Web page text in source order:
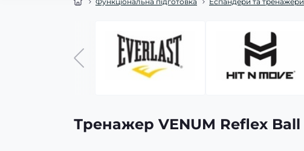
Тренажер VENUM Reflex Ball